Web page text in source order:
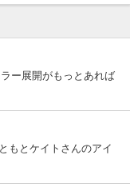
ー展開がもっとあれば
もとケイトさんのアイ